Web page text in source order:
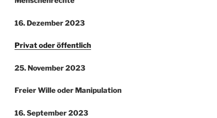
16. Dezember 2023
Privat oder öffentlich
25. November 2023
Freier Wille oder Manipulation
16. September 2023